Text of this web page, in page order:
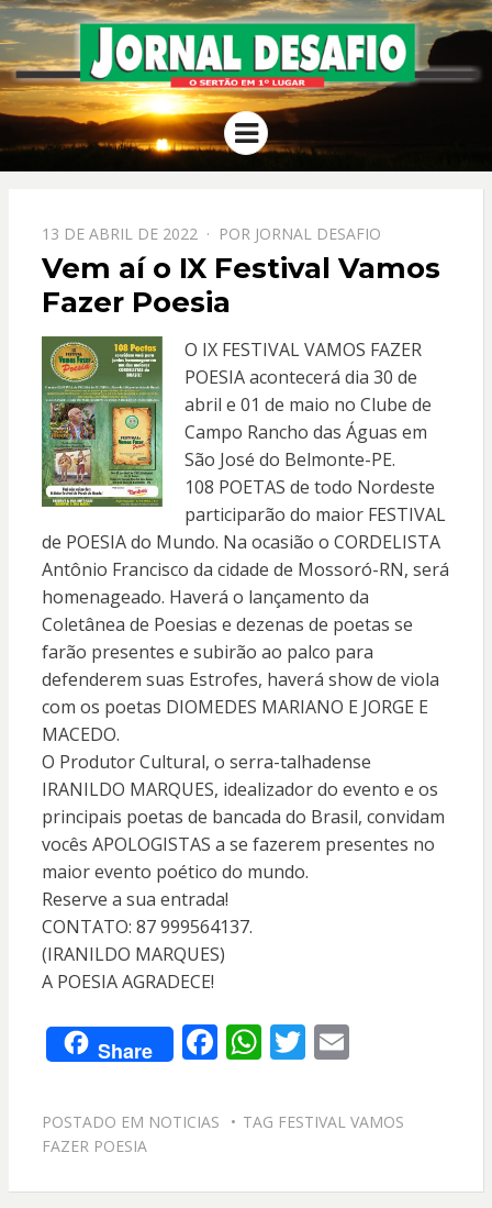
JORNAL
DESAFIO
O Sertão em 1º Lugar
Menu
PPOSTADO
EM
13 DE ABRIL DE 2022 POR JORNAL DESAFIO
Vem aí o IX Festival Vamos
Fazer Poesia
O IX FESTIVAL VAMOS FAZER
POESIA acontecerá dia 30 de
abril e 01 de maio no Clube de
Campo Rancho das Águas em
São José do Belmonte-PE.
108 POETAS de todo Nordeste
participarão do maior FESTIVAL
de POESIA do Mundo. Na ocasião o CORDELISTA
Antônio Francisco da cidade de Mossoró-RN, será
homenageado. Haverá o lançamento da
Coletânea de Poesias e dezenas de poetas se
farão presentes e subirão ao palco para
defenderem suas Estrofes, haverá show de viola
com os poetas DIOMEDES MARIANO E JORGE E
MACEDO.
O Produtor Cultural, o serra-talhadense
IRANILDO MARQUES, idealizador do evento e os
principais poetas de bancada do Brasil, convidam
vocês APOLOGISTAS a se fazerem presentes no
maior evento poético do mundo.
Reserve a sua entrada!
CONTATO: 87 999564137.
(IRANILDO MARQUES)
A POESIA AGRADECE!
Share F
e
o
W
at
A
T
itt
E
ai
POSTADO EM NOTICIAS TAG FESTIVAL VAMOS
FAZER POESIA